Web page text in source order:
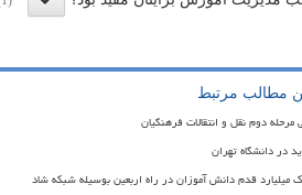
مطالب مرتبط
مرحله دوم نقل و انتقالات فرهنگیان
در دانشگاه تهران
میلیارد قدم دانش آموزان در راه اربعین بوسیله شبکه شاد